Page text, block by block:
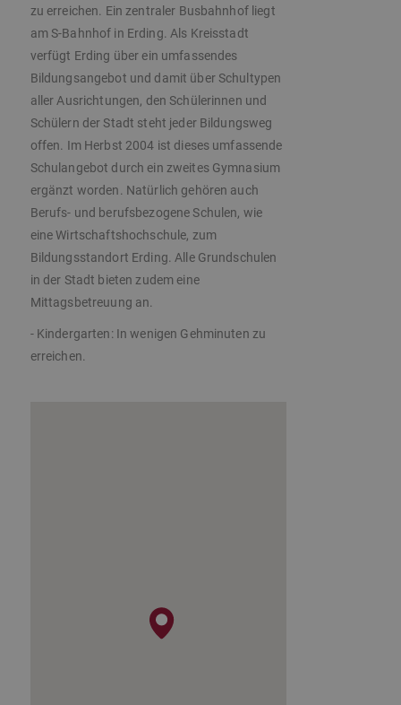
zu erreichen. Ein zentraler Busbahnhof liegt
am S-Bahnhof in Erding. Als Kreisstadt
verfügt Erding über ein umfassendes
Bildungsangebot und damit über Schultypen
aller Ausrichtungen, den Schülerinnen und
Schülern der Stadt steht jeder Bildungsweg
offen. Im Herbst 2004 ist dieses umfassende
Schulangebot durch ein zweites Gymnasium
ergänzt worden. Natürlich gehören auch
Berufs- und berufsbezogene Schulen, wie
eine Wirtschaftshochschule, zum
Bildungsstandort Erding. Alle Grundschulen
in der Stadt bieten zudem eine
Mittagsbetreuung an.
- Kindergarten: In wenigen Gehminuten zu
erreichen.